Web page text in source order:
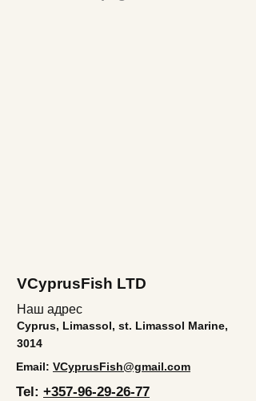
VCyprusFish LTD
Наш адрес
Cyprus, Limassol, st. Limassol Marine,
3014
Email: VCyprusFish@gmail.com
Tel: +357-96-29-26-77